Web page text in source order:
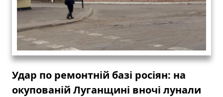
Удар по ремонтній базі росіян: на
окупованій Луганщині вночі лунали